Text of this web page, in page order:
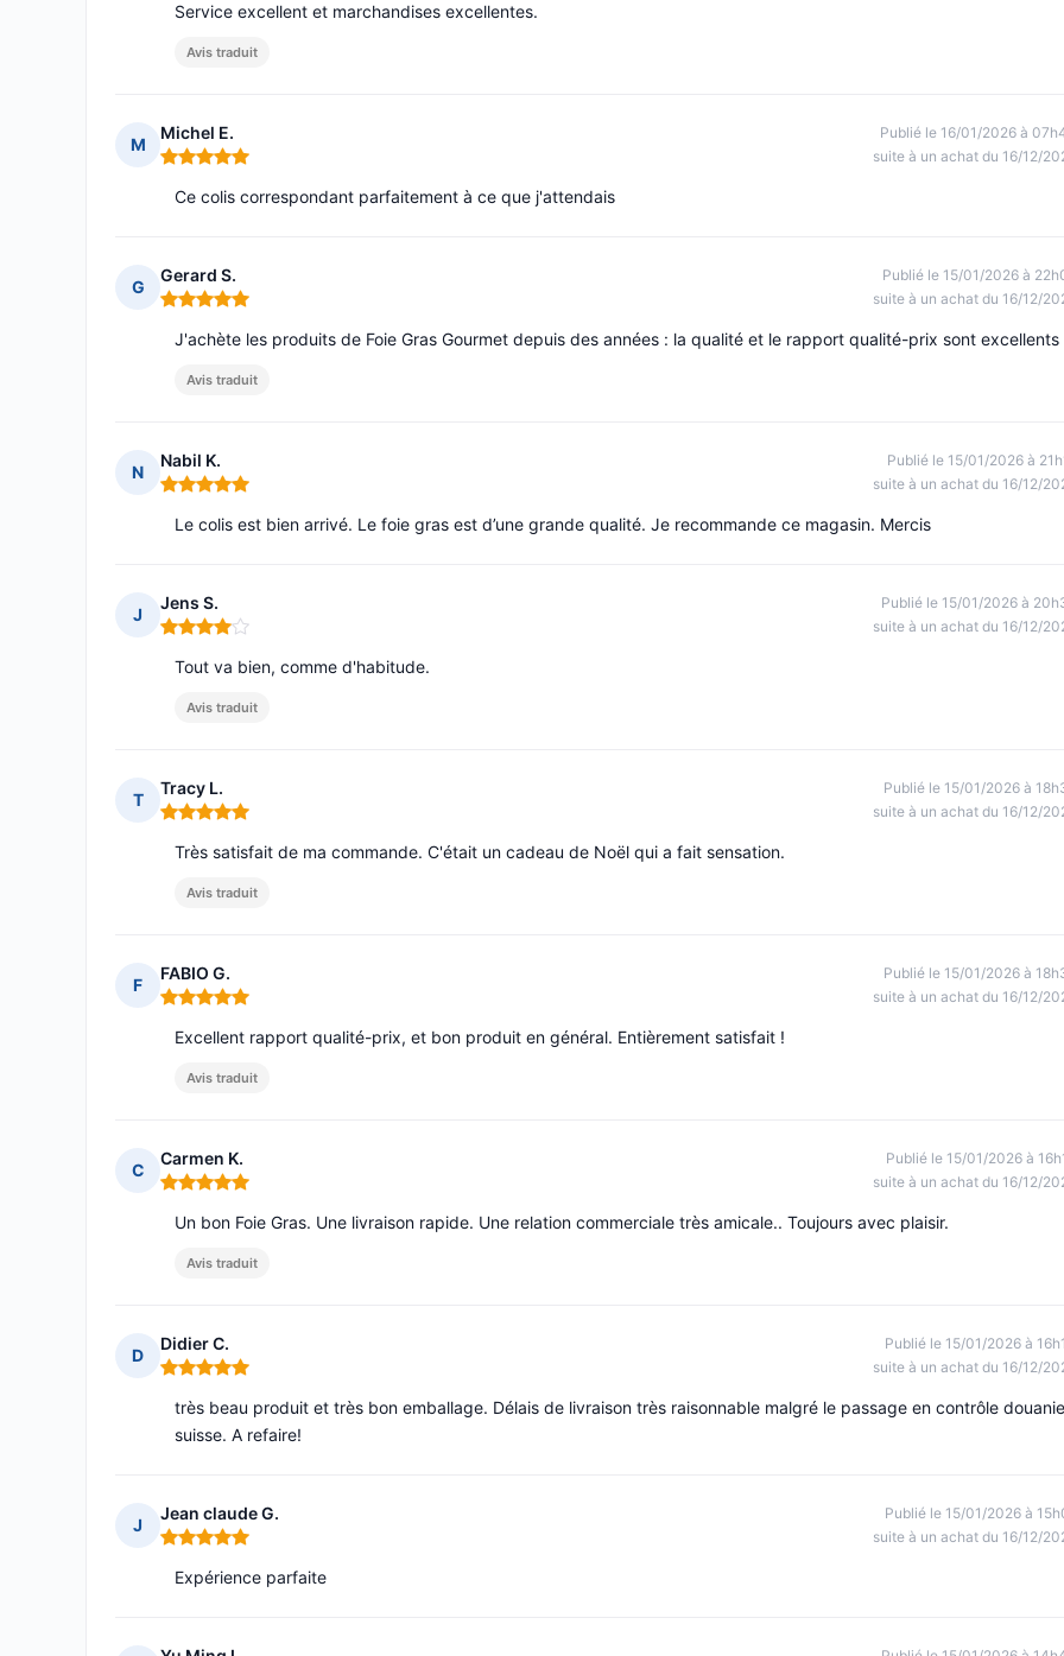
Service excellent et marchandises excellentes.
Avis traduit
M
Michel E.
Note : 5 sur 5
Publié le 16/01/2026 à
suite à un achat du 16/12/
Ce colis correspondant parfaitement à ce que j'attendais
G
Gerard S.
Note : 5 sur 5
Publié le 15/01/2026 à
suite à un achat du 16/12/
J'achète les produits de Foie Gras Gourmet depuis des années : la qualité et le rapport qualité-prix sont excellents
Avis traduit
N
Nabil K.
Note : 5 sur 5
Publié le 15/01/2026 à
suite à un achat du 16/12/
Le colis est bien arrivé. Le foie gras est d’une grande qualité. Je recommande ce magasin. Mercis
J
Jens S.
Note : 4 sur 5
Publié le 15/01/2026 à
suite à un achat du 16/12/
Tout va bien, comme d'habitude.
Avis traduit
T
Tracy L.
Note : 5 sur 5
Publié le 15/01/2026 à
suite à un achat du 16/12/
Très satisfait de ma commande. C'était un cadeau de Noël qui a fait sensation.
Avis traduit
F
FABIO G.
Note : 5 sur 5
Publié le 15/01/2026 à
suite à un achat du 16/12/
Excellent rapport qualité-prix, et bon produit en général. Entièrement satisfait !
Avis traduit
C
Carmen K.
Note : 5 sur 5
Publié le 15/01/2026 à
suite à un achat du 16/12/
Un bon Foie Gras. Une livraison rapide. Une relation commerciale très amicale.. Toujours avec plaisir.
Avis traduit
D
Didier C.
Note : 5 sur 5
Publié le 15/01/2026 à
suite à un achat du 16/12/
très beau produit et très bon emballage. Délais de livraison très raisonnable malgré le passage en contrôle
suisse. A refaire!
J
Jean claude G.
Note : 5 sur 5
Publié le 15/01/2026 à
suite à un achat du 16/12/
Expérience parfaite